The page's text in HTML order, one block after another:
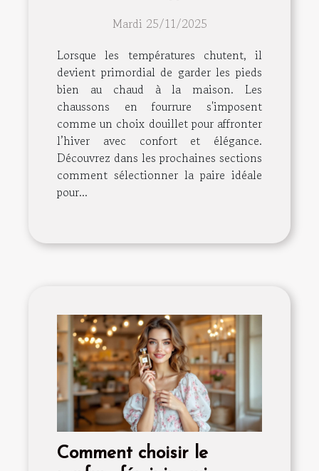
Mardi 25/11/2025
Lorsque les températures chutent, il
devient primordial de garder les pieds
bien au chaud à la maison. Les
chaussons en fourrure s'imposent
comme un choix douillet pour affronter
l’hiver avec confort et élégance.
Découvrez dans les prochaines sections
comment sélectionner la paire idéale
pour...
Comment choisir le